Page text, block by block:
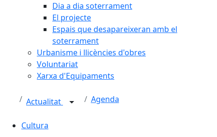
Dia a dia soterrament
El projecte
Espais que desapareixeran amb el
soterrament
Urbanisme i llicències d'obres
Voluntariat
Xarxa d'Equipaments
Actualitat Agenda
Cultura